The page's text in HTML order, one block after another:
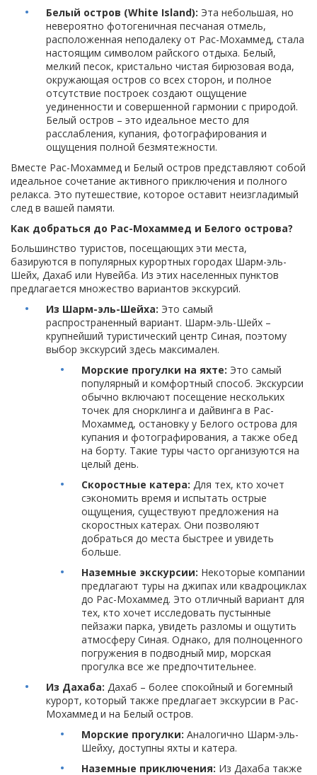
Белый остров (White Island): Эта небольшая, но
невероятно фотогеничная песчаная отмель,
расположенная неподалеку от Рас-Мохаммед, стала
настоящим символом райского отдыха. Белый,
мелкий песок, кристально чистая бирюзовая вода,
окружающая остров со всех сторон, и полное
отсутствие построек создают ощущение
уединенности и совершенной гармонии с природой.
Белый остров – это идеальное место для
расслабления, купания, фотографирования и
ощущения полной безмятежности.
Вместе Рас-Мохаммед и Белый остров представляют собой
идеальное сочетание активного приключения и полного
релакса. Это путешествие, которое оставит неизгладимый
след в вашей памяти.
Как добраться до Рас-Мохаммед и Белого острова?
Большинство туристов, посещающих эти места,
базируются в популярных курортных городах Шарм-эль-
Шейх, Дахаб или Нувейба. Из этих населенных пунктов
предлагается множество вариантов экскурсий.
Из Шарм-эль-Шейха: Это самый
распространенный вариант. Шарм-эль-Шейх –
крупнейший туристический центр Синая, поэтому
выбор экскурсий здесь максимален.
Морские прогулки на яхте: Это самый
популярный и комфортный способ. Экскурсии
обычно включают посещение нескольких
точек для снорклинга и дайвинга в Рас-
Мохаммед, остановку у Белого острова для
купания и фотографирования, а также обед
на борту. Такие туры часто организуются на
целый день.
Скоростные катера: Для тех, кто хочет
сэкономить время и испытать острые
ощущения, существуют предложения на
скоростных катерах. Они позволяют
добраться до места быстрее и увидеть
больше.
Наземные экскурсии: Некоторые компании
предлагают туры на джипах или квадроциклах
до Рас-Мохаммед. Это отличный вариант для
тех, кто хочет исследовать пустынные
пейзажи парка, увидеть разломы и ощутить
атмосферу Синая. Однако, для полноценного
погружения в подводный мир, морская
прогулка все же предпочтительнее.
Из Дахаба: Дахаб – более спокойный и богемный
курорт, который также предлагает экскурсии в Рас-
Мохаммед и на Белый остров.
Морские прогулки: Аналогично Шарм-эль-
Шейху, доступны яхты и катера.
Наземные приключения: Из Дахаба также